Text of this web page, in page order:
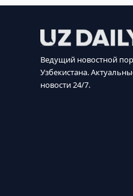
Ведущий новостной
Узбекистана.
новости 24/7.